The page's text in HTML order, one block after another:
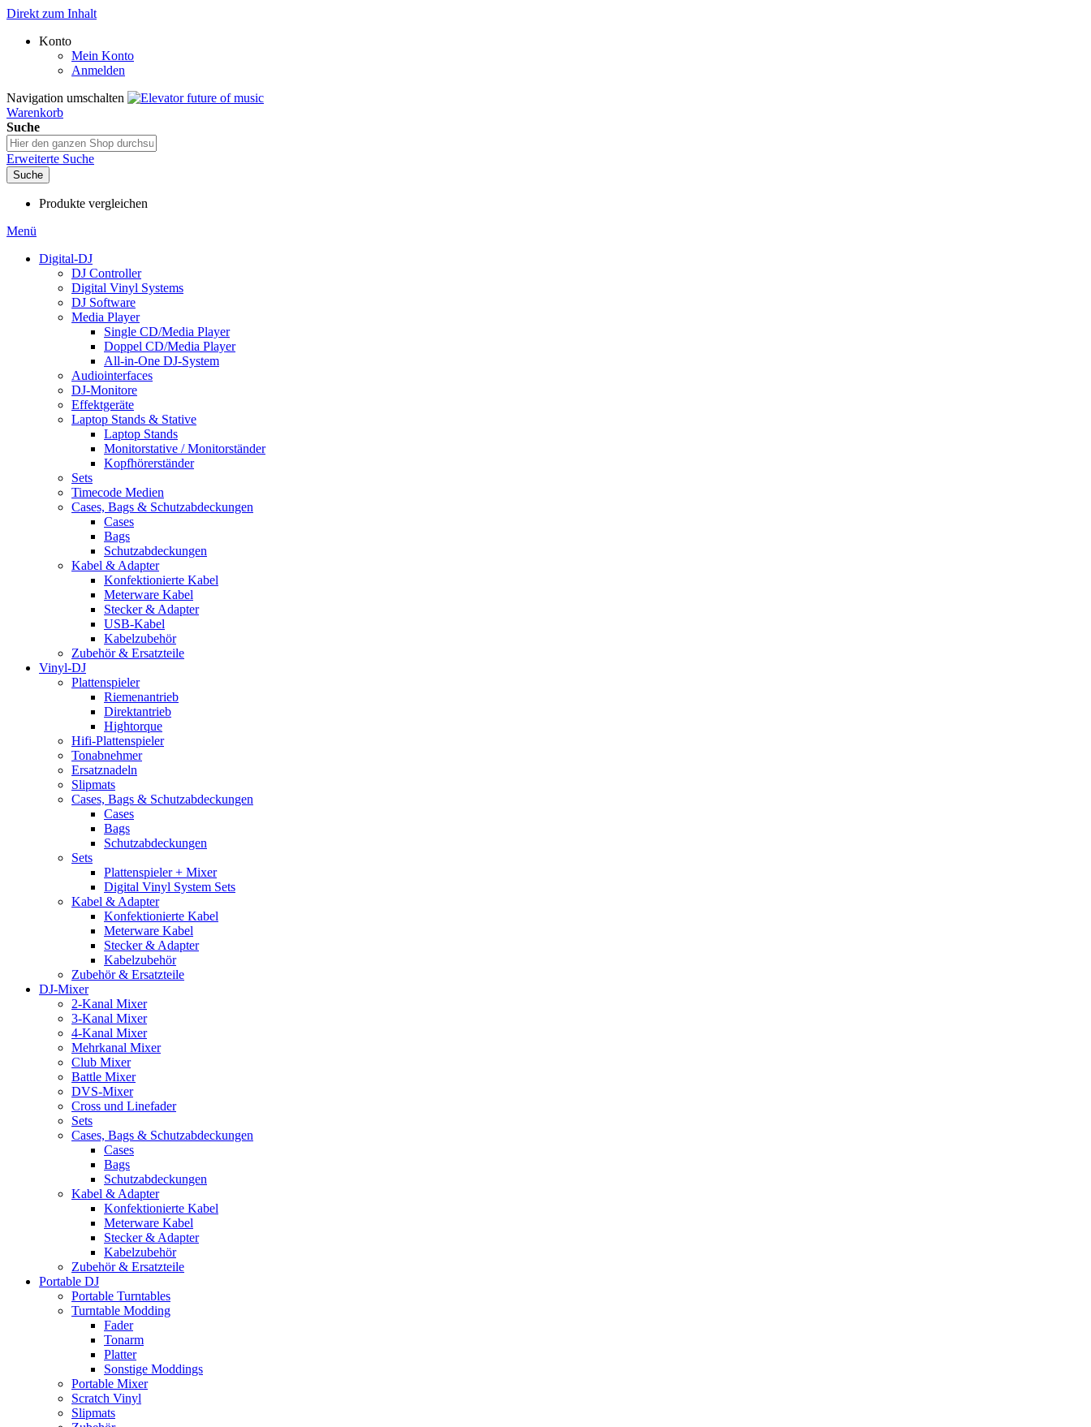
Direkt zum Inhalt
Konto
Mein Konto
Anmelden
Navigation umschalten
Warenkorb
Suche
Erweiterte Suche
Suche
Produkte vergleichen
Menü
Digital-DJ
DJ Controller
Digital Vinyl Systems
DJ Software
Media Player
Single CD/Media Player
Doppel CD/Media Player
All-in-One DJ-System
Audiointerfaces
DJ-Monitore
Effektgeräte
Laptop Stands & Stative
Laptop Stands
Monitorstative / Monitorständer
Kopfhörerständer
Sets
Timecode Medien
Cases, Bags & Schutzabdeckungen
Cases
Bags
Schutzabdeckungen
Kabel & Adapter
Konfektionierte Kabel
Meterware Kabel
Stecker & Adapter
USB-Kabel
Kabelzubehör
Zubehör & Ersatzteile
Vinyl-DJ
Plattenspieler
Riemenantrieb
Direktantrieb
Hightorque
Hifi-Plattenspieler
Tonabnehmer
Ersatznadeln
Slipmats
Cases, Bags & Schutzabdeckungen
Cases
Bags
Schutzabdeckungen
Sets
Plattenspieler + Mixer
Digital Vinyl System Sets
Kabel & Adapter
Konfektionierte Kabel
Meterware Kabel
Stecker & Adapter
Kabelzubehör
Zubehör & Ersatzteile
DJ-Mixer
2-Kanal Mixer
3-Kanal Mixer
4-Kanal Mixer
Mehrkanal Mixer
Club Mixer
Battle Mixer
DVS-Mixer
Cross und Linefader
Sets
Cases, Bags & Schutzabdeckungen
Cases
Bags
Schutzabdeckungen
Kabel & Adapter
Konfektionierte Kabel
Meterware Kabel
Stecker & Adapter
Kabelzubehör
Zubehör & Ersatzteile
Portable DJ
Portable Turntables
Turntable Modding
Fader
Tonarm
Platter
Sonstige Moddings
Portable Mixer
Scratch Vinyl
Slipmats